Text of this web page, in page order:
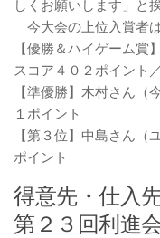
しくお願いします」と
今大会の上位入賞者
【優勝＆ハイゲーム
スコア４０２ポイント
【準優勝】木村さん
１ポイント
【第３位】中島さん
ポイント
得意先・仕入
第２３回利進